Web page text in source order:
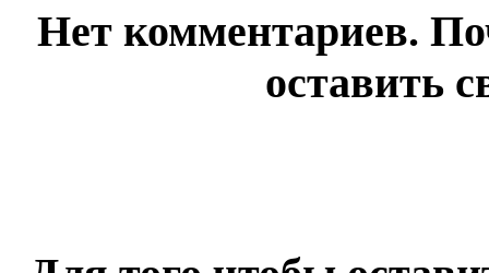
Нет комментариев.
оставить